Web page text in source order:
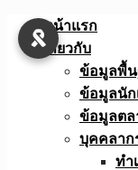
Skip
หน้าแรก
เกี่ยวกับ
ข้อมูลพื้น
ข้อมูลนัก
ข้อมูลตล
บุคคลาก
ทำ